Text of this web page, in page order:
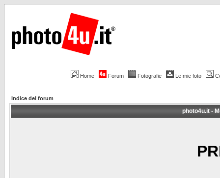
Home Forum Fotografie Le mie foto
Indice del forum
photo4u.it -